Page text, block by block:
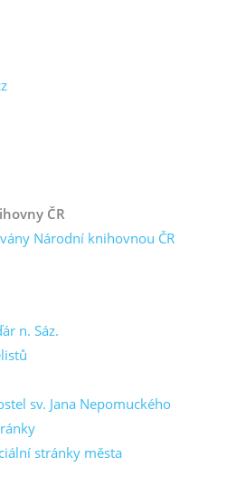
ČR
n. Sáz.
sv. Jana Nepomuckého
stránky města